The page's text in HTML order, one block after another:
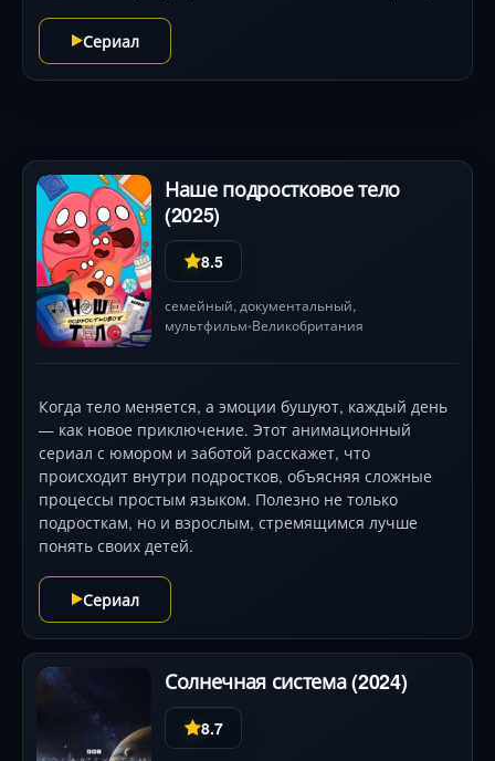
британский юмор превращают борьбу за урожай в
захватывающее приключение .
Сериал
Наше подростковое тело
(2025)
8.5
семейный, документальный,
мультфильм•Великобритания
Когда тело меняется, а эмоции бушуют, каждый день
— как новое приключение. Этот анимационный
сериал с юмором и заботой расскажет, что
происходит внутри подростков, объясняя сложные
процессы простым языком. Полезно не только
подросткам, но и взрослым, стремящимся лучше
понять своих детей.
Сериал
Солнечная система (2024)
8.7